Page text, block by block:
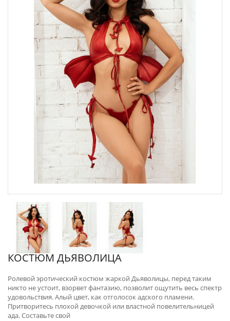
КОСТЮМ ДЬЯВОЛИЦА
​Ролевой эротический костюм жаркой Дьяволицы, перед таким
никто не устоит, взорвет фантазию, позволит ощутить весь спектр
удовольствия. Алый цвет, как отголосок адского пламени.
Притворитесь плохой девочкой или властной повелительницей
ада. Составьте свой